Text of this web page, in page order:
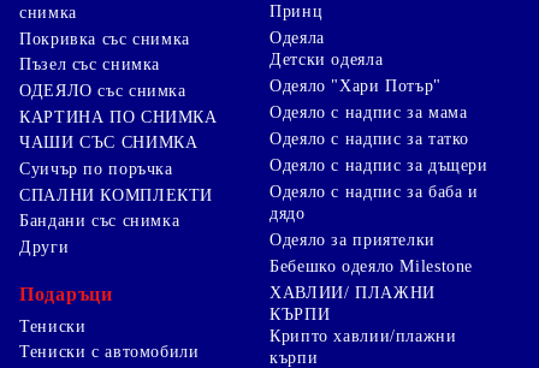
снимка
Покривка със снимка
Пъзел със снимка
ОДЕЯЛО със снимка
КАРТИНА ПО СНИМКА
ЧАШИ СЪС СНИМКА
Суичър по поръчка
СПАЛНИ КОМПЛЕКТИ
Бандани със снимка
Други
Подаръци
Тениски
Тениски с автомобили
Принц
Одеяла
Детски одеяла
Одеяло "Хари Потър"
Одеяло с надпис за мама
Одеяло с надпис за татко
Одеяло с надпис за дъщери
Одеяло с надпис за баба и
дядо
Одеяло за приятелки
Бебешко одеяло Milestone
ХАВЛИИ/ ПЛАЖНИ
КЪРПИ
Крипто хавлии/плажни
кърпи